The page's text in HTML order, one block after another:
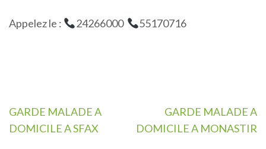
Appelez le : 24266000 55170716
Navigation
de
GARDE MALADE A
DOMICILE A SFAX
GARDE MALADE A
DOMICILE A MONASTIR